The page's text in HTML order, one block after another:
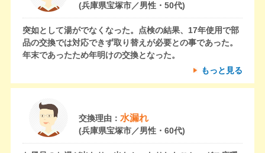
(兵庫県宝塚市／男性・50代)
突如として湯がでなくなった。点検の結果、17年使用で部
品の交換では対応できず取り替えが必要との事であった。
年末であったため年明けの交換となった。
もっと見る
交換理由： 水漏れ
(兵庫県宝塚市／男性・60代)